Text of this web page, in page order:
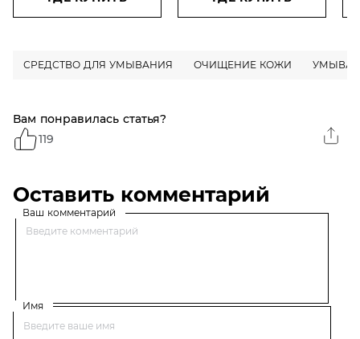
лица, 150 мл
СРЕДСТВО ДЛЯ УМЫВАНИЯ ОЧИЩЕНИЕ КОЖИ
Вам понравилась статья?
119
Оставить комментарий
Ваш комментарий
Имя